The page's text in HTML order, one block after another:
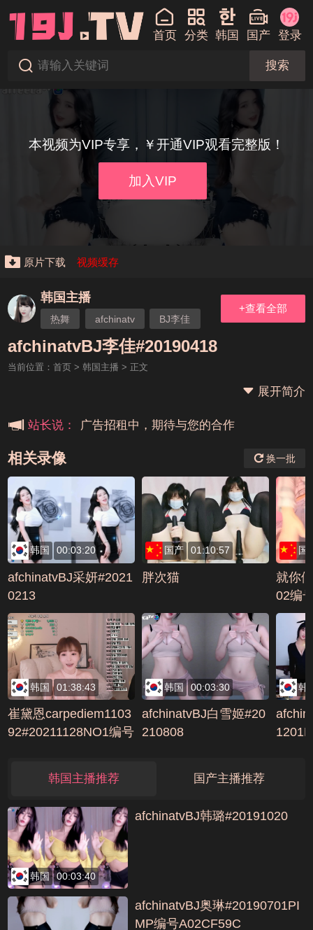
首页 分类 韩国 国产 登录
搜索
本视频为VIP专享，￥开通VIP观看完整版！
加入VIP
原片下载 视频缓存
韩国主播
热舞 afchinatv BJ李佳
+查看全部
afchinatvBJ李佳#20190418
当前位置： 首页> 韩国主播 > 正文
展开简介
站长说：
本站大事件(19j网站发展历程)
广告招租中，期待与您的合作
相关录像 换一批
韩国 00:03:20
afchinatvBJ采妍#2021
0213
国产 01:10:57
胖次猫
国
就你
02编
韩国 01:38:43
崔黛恩carpediem1103
92#20211128NO1编号
韩国 00:03:30
afchinatvBJ白雪姬#20
210808
韩
韩国主播推荐 国产主播推荐
韩国 00:03:40
afchinatvBJ韩璐#20191020
afchinatvBJ奥琳#20190701PI
MP编号A02CF59C